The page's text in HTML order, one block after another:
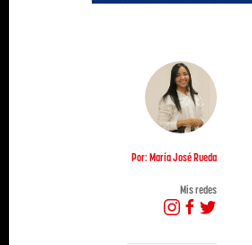
Por: María José Rueda
Mis redes